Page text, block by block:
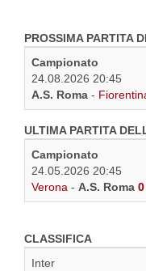
PROSSIMA PARTITA
Campionato
24.08.2026 20:45
A.S. Roma -
ULTIMA PARTITA
Campionato
24.05.2026 20:45
Verona - A.S. Roma
CLASSIFICA
Inter